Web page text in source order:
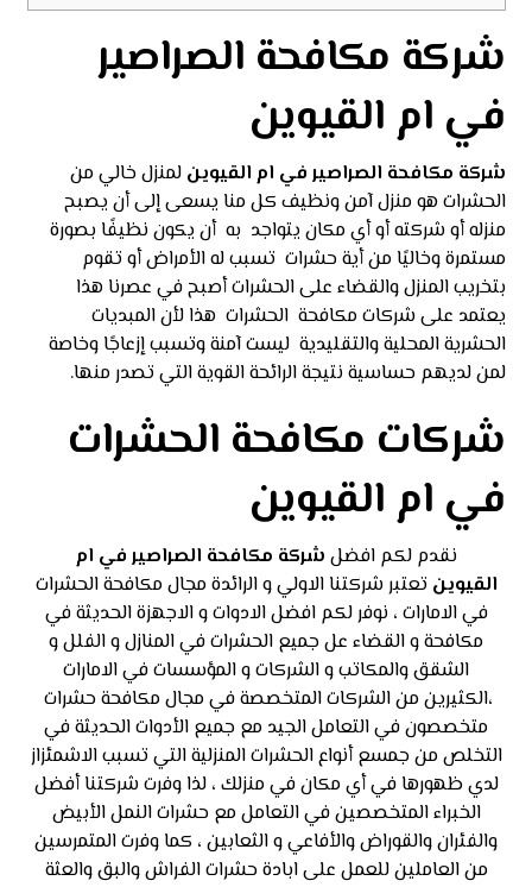
شركة مكافحة الصراصير
في ام القيوين
شركة مكافحة الصراصير في ام القيوين لمنزل خالي من
الحشرات هو منزل آمن ونظيف كل منا يسعى إلى أن يصبح
منزله أو شركته أو أي مكان يتواجد به أن يكون نظيفًا بصورة
مستمرة وخاليًا من أية حشرات تسبب له الأمراض أو تقوم
بتخريب المنزل والقضاء على الحشرات أصبح في عصرنا هذا
يعتمد على شركات مكافحة الحشرات هذا لأن المبديات
الحشرية المحلية والتقليدية ليست آمنة وتسبب إزعاجًا وخاصة
لمن لديهم حساسية نتيجة الرائحة القوية التي تصدر منها.
شركات مكافحة الحشرات
في ام القيوين
نقدم لكم افضل شركة مكافحة الصراصير في ام
القيوين تعتبر شركتنا الاولي و الرائدة مجال مكافحة الحشرات
في الامارات ، نوفر لكم افضل الادوات و الاجهزة الحديثة في
مكافحة و القضاء عل جميع الحشرات في المنازل و الفلل و
الشقق والمكاتب و الشركات و المؤسسات في الامارات
،الكثيرين من الشركات المتخصصة في مجال مكافحة حشرات
متخصصون في التعامل الجيد مع جميع الأدوات الحديثة في
التخلص من جمسع أنواع الحشرات المنزلية التي تسبب الاشمئزاز
لدي ظهورها في أي مكان في منزلك ، لذا وفرت شركتنا أفضل
الخبراء المتخصصين في التعامل مع حشرات النمل الأبيض
والفئران والقوراض والأفاعي و الثعابين ، كما وفرت المتمرسين
من العاملين للعمل على ابادة حشرات الفراش والبق والعثة